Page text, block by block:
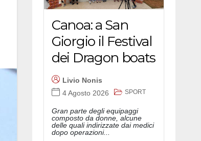
Canoa: a San
Giorgio il Festival
dei Dragon boats
Livio Nonis
4 Agosto 2026
SPORT
Gran parte degli equipaggi
composto da donne, alcune
delle quali indirizzate dai medici
dopo operazioni...